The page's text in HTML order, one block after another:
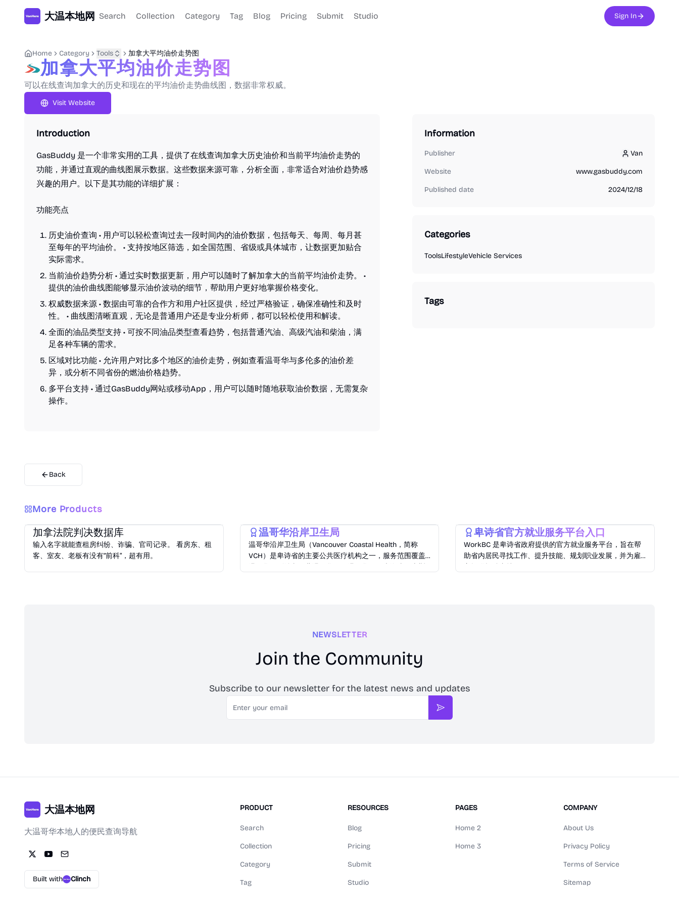
大温本地网 Search Collection Category Tag Blog Pricing Submit Studio Sign In
Home Category Tools 加拿大平均油价走势图
加拿大平均油价走势图
可以在线查询加拿大的历史和现在的平均油价走势曲线图，数据非常权威。
Visit Website
Introduction
GasBuddy 是一个非常实用的工具，提供了在线查询加拿大历史油价和当前平均油价走势的
功能，并通过直观的曲线图展示数据。这些数据来源可靠，分析全面，非常适合对油价趋势感
兴趣的用户。以下是其功能的详细扩展：
功能亮点
历史油价查询 • 用户可以轻松查询过去一段时间内的油价数据，包括每天、每周、每月甚
至每年的平均油价。 • 支持按地区筛选，如全国范围、省级或具体城市，让数据更加贴合
实际需求。
当前油价趋势分析 • 通过实时数据更新，用户可以随时了解加拿大的当前平均油价走势。 •
提供的油价曲线图能够显示油价波动的细节，帮助用户更好地掌握价格变化。
权威数据来源 • 数据由可靠的合作方和用户社区提供，经过严格验证，确保准确性和及时
性。 • 曲线图清晰直观，无论是普通用户还是专业分析师，都可以轻松使用和解读。
全面的油品类型支持 • 可按不同油品类型查看趋势，包括普通汽油、高级汽油和柴油，满
足各种车辆的需求。
区域对比功能 • 允许用户对比多个地区的油价走势，例如查看温哥华与多伦多的油价差
异，或分析不同省份的燃油价格趋势。
多平台支持 • 通过GasBuddy网站或移动App，用户可以随时随地获取油价数据，无需复杂
操作。
Back
Information
Publisher VanVan
Website www.gasbuddy.com
Published date 2024/12/18
Categories
ToolsLifestyleVehicle Services
Tags
More Products
Lifestyle
加拿法院判决数据库
输入名字就能查租房纠纷、诈骗、官司记录。 看房东、租
客、室友、老板有没有“前科”，超有用。
温哥华沿岸卫生局
温哥华沿岸卫生局（Vancouver Coastal Health，简称
VCH）是卑诗省的主要公共医疗机构之一，服务范围覆盖
卑诗省官方就业服务平台入口
WorkBC 是卑诗省政府提供的官方就业服务平台，旨在帮
助省内居民寻找工作、提升技能、规划职业发展，并为雇
NEWSLETTER
Join the Community
Subscribe to our newsletter for the latest news and updates
Email
Subscribe
大温本地网
大温哥华本地人的便民查询导航
Built with Clinch
PRODUCT
Search
Collection
Category
Tag
RESOURCES
Blog
Pricing
Submit
Studio
PAGES
Home 2
Home 3
COMPANY
About Us
Privacy Policy
Terms of Service
Sitemap